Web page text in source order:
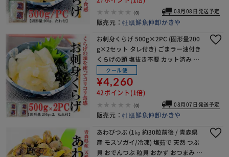
(0) 08月08日発送予定
販売元：牡蠣鮮魚仲卸かきや
お刺身くらげ 500g×2PC (固形量200
g×2セット タレ付き) ごまラー油付き
くらげの頭 塩抜き不要 カット済み 冷
蔵便 おつまみ ヘルシー クラゲ 海藻 サ
ラダ 和え物 前菜 刺身 コリコ
クール便
¥4,260
42ポイント(1倍)
(0) 08月07日発送予定
販売元：牡蠣鮮魚仲卸かきや
あわびつぶ (1㎏ 約30粒前後 / 青森県
産 モスソガイ/冷凍) 塩茹で 天然 つぶ
貝 おでんつぶ 粒貝 おかず おつまみ お